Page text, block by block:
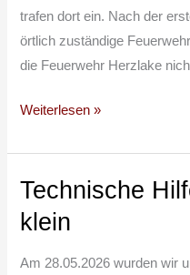
trafen dort ein. Nach der
örtlich zuständige
die Feuerwehr Herzlake
Weiterlesen »
Technische
klein
Am 28.05.2026 wurden wir
Technische
Hilfe
[H1]
Unwetter